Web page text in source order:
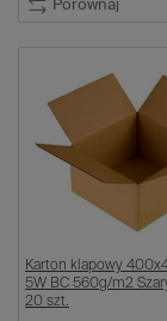
Porównaj
Karton klapowy
5W BC 560g/m2
20 szt.